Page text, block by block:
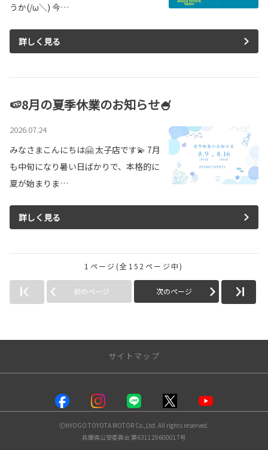
うか(/ω＼) 今…
詳しく見る
🍉8月の夏季休業のお知らせ🍧
2026.07.24
みなさまこんにちは🤗 太子店です💫 7月
も中旬になり暑い日ばかりで、本格的に
夏が始まりま…
詳しく見る
1ページ(全152ページ中)
前のページ 次のページ
サイトマップ
ⒸHYOGO TOYOTA MOTOR Co.,Ltd. All rights reserved.
兵庫県公安委員会 第631129600017号